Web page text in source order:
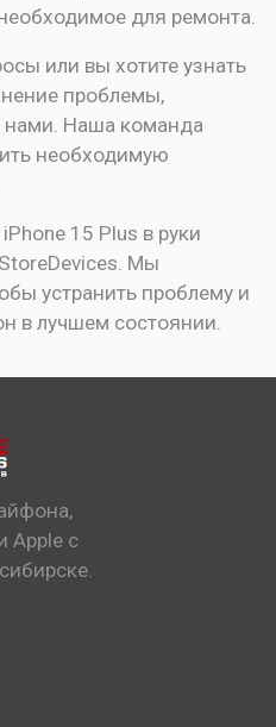
для ремонта.
или вы хотите узнать
проблемы,
нами. Наша команда
необходимую
15 Plus в руки
Мы
устранить проблему и
в лучшем состоянии.
Apple с